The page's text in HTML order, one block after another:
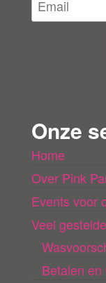
Onze
Home
Over Pink
Events voor
Veel
Betalen